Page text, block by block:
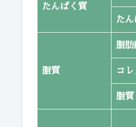
たんぱく質
た
脂質
脂
コ
脂質